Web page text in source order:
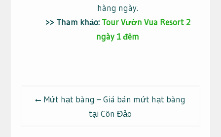
hàng ngày.
>> Tham khảo: Tour Vườn Vua Resort 2
ngày 1 đêm
Mứt hạt bàng – Giá bán mứt hạt bàng
tại Côn Đảo